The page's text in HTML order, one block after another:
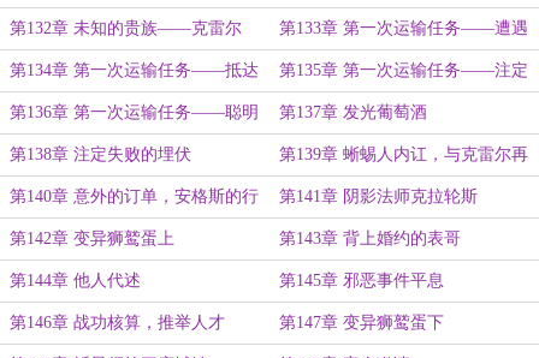
任务 地
第132章 未知的贵族——克雷尔 第133章 第一次运输任务——遭遇
袭击
第134章 第一次运输任务——抵达
第六军团
第135章 第一次运输任务——注定
失败的非正式赌约
第136章 第一次运输任务——聪明
与蠢货
第137章 发光葡萄酒
第138章 注定失败的埋伏 第139章 蜥蜴人内讧，与克雷尔再
次会面
第140章 意外的订单，安格斯的行
动
第141章 阴影法师克拉轮斯
第142章 变异狮鹫蛋上 第143章 背上婚约的表哥
第144章 他人代述 第145章 邪恶事件平息
第146章 战功核算，推举人才 第147章 变异狮鹫蛋下